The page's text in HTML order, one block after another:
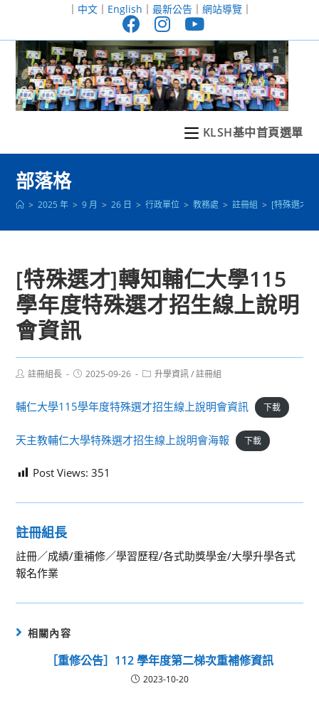
至
｜ 中文｜ English ｜ 最新公告｜ 網站導覽｜
KLSH基中首頁選單
部落格
> 2025 年 > 9 月 > 26 日 > 行政單位 > 教務處 > 註冊組 > [特殊選才]
[特殊選才]轉知輔仁大學115
學年度特殊選才招生線上說明
會資訊
Post註冊組長
Post2025-09-26
Post升學資訊 / 註冊組
輔仁大學115學年度特殊選才招生線上說明會資訊 下載
天主教輔仁大學特殊選才招生線上說明會海報 下載
Post Views: 351
註冊組長
註冊／成績/重補修／學習歷程/各式助獎學金/大學升學各式
報名作業
相關內容
［重修公告］112 學年度第二梯次重補修資訊
2023-10-20